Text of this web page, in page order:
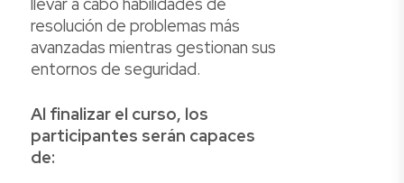
resolución de problemas más
avanzadas mientras gestionan sus
entornos de seguridad.
Al finalizar el curso, los
participantes serán capaces
de: